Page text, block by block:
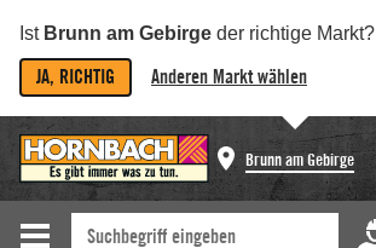
Ist Brunn am Gebirge der richtige Markt?
JA, RICHTIG Anderen Markt wählen
Brunn am Gebirge